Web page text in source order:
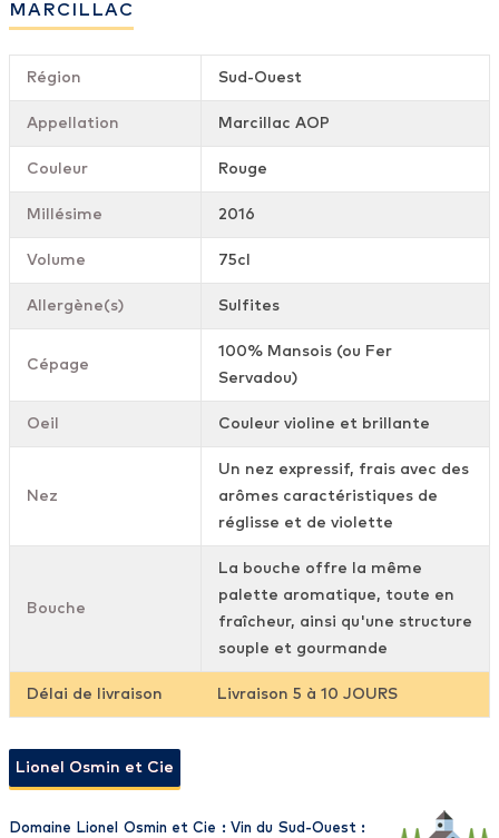
MARCILLAC
Région Sud-Ouest
Appellation Marcillac AOP
Couleur Rouge
Millésime 2016
Volume 75cl
Allergène(s) Sulfites
Cépage
100% Mansois (ou Fer
Servadou)
Oeil Couleur violine et brillante
Nez
Un nez expressif, frais avec des
arômes caractéristiques de
réglisse et de violette
Bouche
La bouche offre la même
palette aromatique, toute en
fraîcheur, ainsi qu'une structure
souple et gourmande
Délai de livraison Livraison 5 à 10 JOURS
Lionel Osmin et Cie
Domaine Lionel Osmin et Cie : Vin du Sud-Ouest :